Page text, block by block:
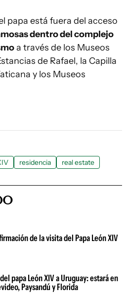
papa está fuera del acceso
dentro del complejo
a través de los Museos
de Rafael, la Capilla
y los Museos
residencia real estate
de la visita del Papa León XIV
papa León XIV a Uruguay: estará en
Paysandú y Florida